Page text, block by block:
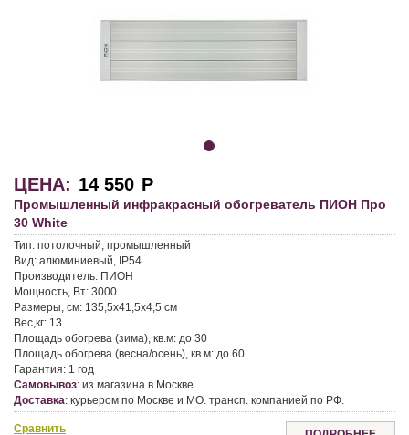
ЦЕНА: 14 550 Р
Промышленный инфракрасный обогреватель ПИОН Про
30 White
Тип: потолочный, промышленный
Вид: алюминиевый, IP54
Производитель: ПИОН
Мощность, Вт: 3000
Размеры, см: 135,5x41,5x4,5 см
Вес,кг: 13
Площадь обогрева (зима), кв.м: до 30
Площадь обогрева (весна/осень), кв.м: до 60
Гарантия: 1 год
Самовывоз: из магазина в Москве
Доставка: курьером по Москве и МО. трансп. компанией по РФ.
Сравнить